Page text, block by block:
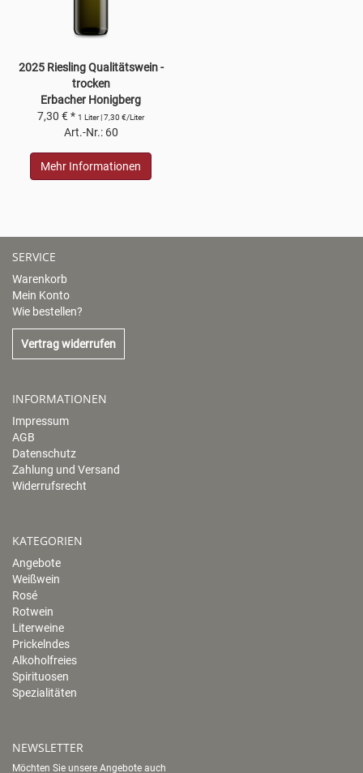
2025 Riesling Qualitätswein -
trocken
Erbacher Honigberg
7,30 € * 1 Liter | 7,30 €/Liter
Art.-Nr.: 60
Mehr Informationen
SERVICE
Warenkorb
Mein Konto
Wie bestellen?
Vertrag widerrufen
INFORMATIONEN
Impressum
AGB
Datenschutz
Zahlung und Versand
Widerrufsrecht
KATEGORIEN
Angebote
Weißwein
Rosé
Rotwein
Literweine
Prickelndes
Alkoholfreies
Spirituosen
Spezialitäten
NEWSLETTER
Möchten Sie unsere Angebote auch